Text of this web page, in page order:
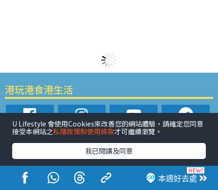
本週好去處
港玩港食港生活
活動展覽 市集 開倉 尖沙咀好去處 銅鑼灣好去處
元朗好去處
荃灣好去處 旺角好去處 社會 餐廳情報
戶外郊遊
社會福利
U Lifestyle 會使用Cookies來改善您的網站體驗，請確定您同意
接受本網站之私隱政策和使用條款才可繼續瀏覽。
我已閱讀及同意